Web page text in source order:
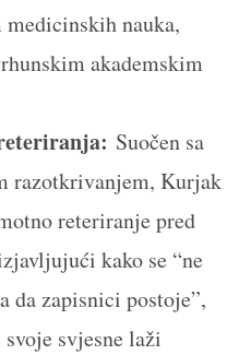
nauka,
akademskim
Suočen sa
razotkrivanjem, Kurjak
reteriranje pred
kako se “ne
da zapisnici postoje”,
svjesne laži